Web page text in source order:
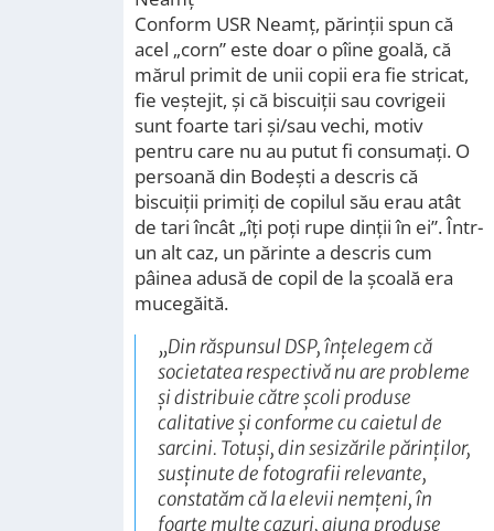
Conform USR Neamț, părinții spun că
acel „corn” este doar o pîine goală, că
mărul primit de unii copii era fie stricat,
fie veștejit, și că biscuiții sau covrigeii
sunt foarte tari și/sau vechi, motiv
pentru care nu au putut fi consumați. O
persoană din Bodești a descris că
biscuiții primiți de copilul său erau atât
de tari încât „îți poți rupe dinții în ei”. Într-
un alt caz, un părinte a descris cum
pâinea adusă de copil de la școală era
mucegăită.
„Din răspunsul DSP, înțelegem că
societatea respectivă nu are probleme
și distribuie către școli produse
calitative și conforme cu caietul de
sarcini. Totuși, din sesizările părinților,
susținute de fotografii relevante,
constatăm că la elevii nemțeni, în
foarte multe cazuri, ajung produse